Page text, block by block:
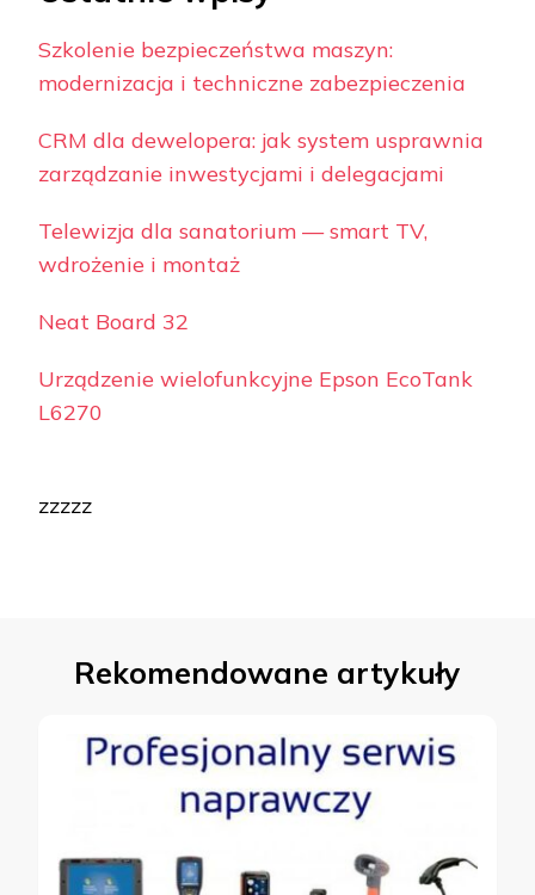
Szkolenie bezpieczeństwa maszyn:
modernizacja i techniczne zabezpieczenia
CRM dla dewelopera: jak system usprawnia
zarządzanie inwestycjami i delegacjami
Telewizja dla sanatorium — smart TV,
wdrożenie i montaż
Neat Board 32
Urządzenie wielofunkcyjne Epson EcoTank
L6270
zzzzz
Rekomendowane artykuły